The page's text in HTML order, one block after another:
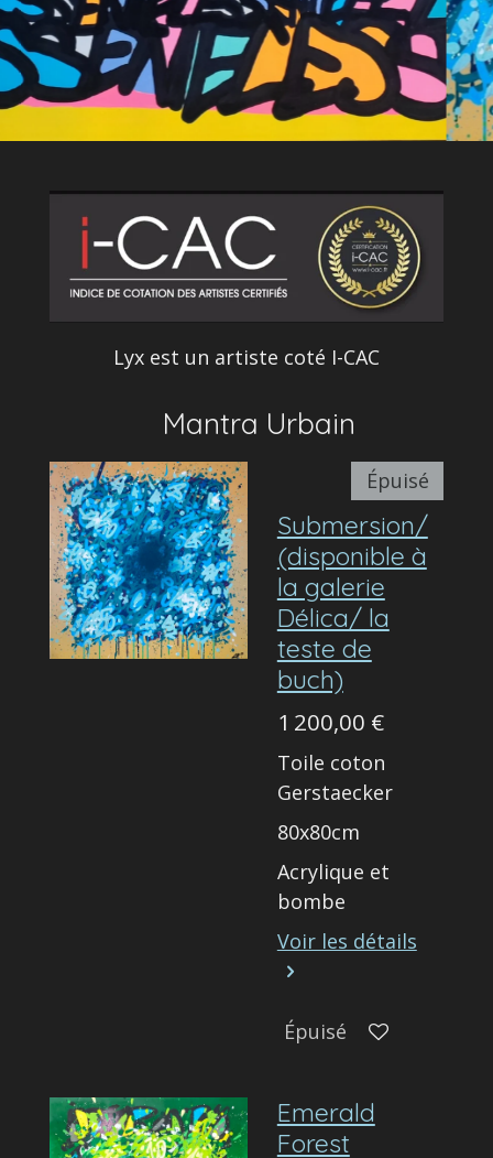
Lyx est un artiste coté I-CAC
Mantra Urbain
Épuisé
Submersion/
(disponible à
la galerie
Délica/ la
teste de
buch)
1 200,00 €
Toile coton
Gerstaecker
80x80cm
Acrylique et
bombe
Voir les détails
Épuisé
Emerald
Forest